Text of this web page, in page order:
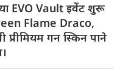
EVO Vault इवेंट शुरू
Flame Draco,
गन स्किन पाने